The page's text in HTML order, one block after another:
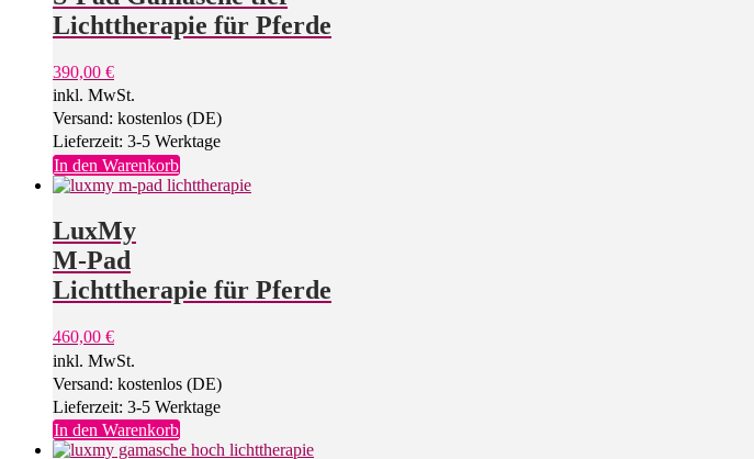
Lichttherapie für Pferde
390,00 €
inkl. MwSt.
Versand: kostenlos (DE)
Lieferzeit: 3-5 Werktage
In den Warenkorb
LuxMy
M-Pad
Lichttherapie für Pferde
460,00 €
inkl. MwSt.
Versand: kostenlos (DE)
Lieferzeit: 3-5 Werktage
In den Warenkorb